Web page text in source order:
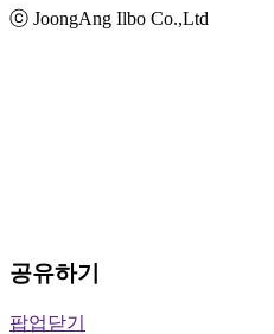
ⓒ JoongAng Ilbo Co.,Ltd
공유하기
팝업닫기